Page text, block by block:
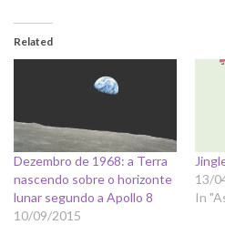
Related
Dezembro de 1968: a Terra
nascendo sobre o horizonte
lunar segundo a Apollo 8
10/09/2015
13/
In